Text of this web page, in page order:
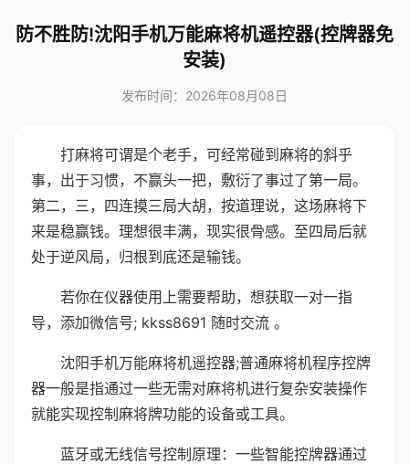
防不胜防!沈阳手机万能麻将机遥控器(控牌器免
安装)
发布时间：2026年08月08日
打麻将可谓是个老手，可经常碰到麻将的斜乎
事，出于习惯，不赢头一把，敷衍了事过了第一局。
第二，三，四连摸三局大胡，按道理说，这场麻将下
来是稳赢钱。理想很丰满，现实很骨感。至四局后就
处于逆风局，归根到底还是输钱。
若你在仪器使用上需要帮助，想获取一对一指
导，添加微信号; kkss8691 随时交流 。
沈阳手机万能麻将机遥控器;普通麻将机程序控牌
器一般是指通过一些无需对麻将机进行复杂安装操作
就能实现控制麻将牌功能的设备或工具。
蓝牙或无线信号控制原理：一些智能控牌器通过